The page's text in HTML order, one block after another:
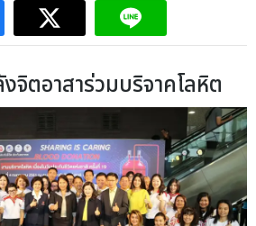
ตอาสาร่วมบริจาคโลหิต